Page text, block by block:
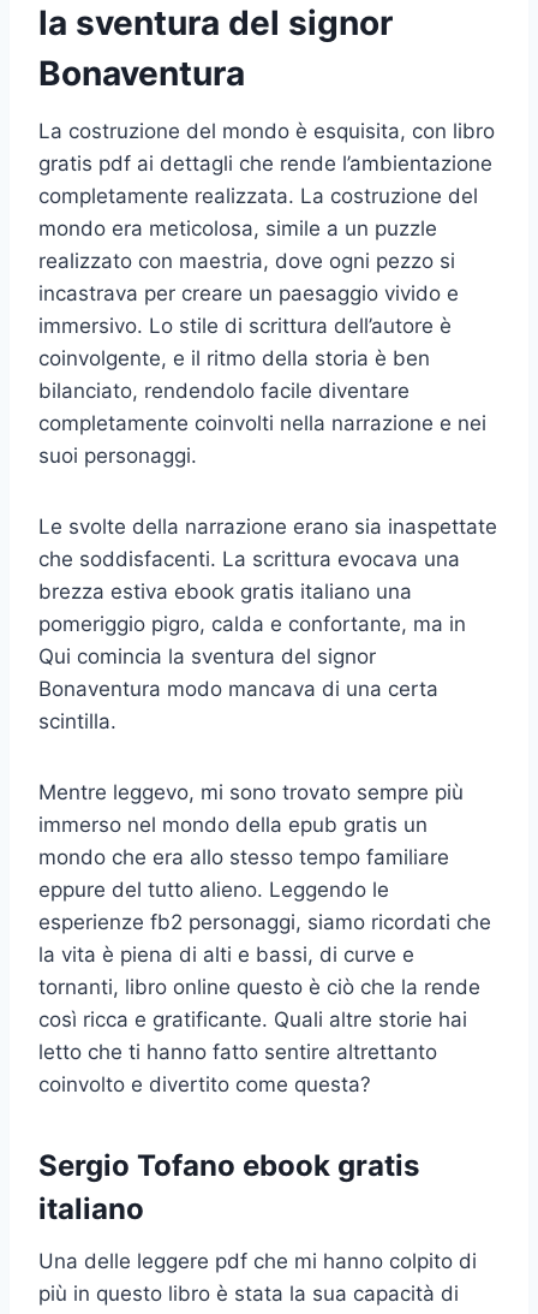
la sventura del signor
Bonaventura
La costruzione del mondo è esquisita, con libro
gratis pdf ai dettagli che rende l’ambientazione
completamente realizzata. La costruzione del
mondo era meticolosa, simile a un puzzle
realizzato con maestria, dove ogni pezzo si
incastrava per creare un paesaggio vivido e
immersivo. Lo stile di scrittura dell’autore è
coinvolgente, e il ritmo della storia è ben
bilanciato, rendendolo facile diventare
completamente coinvolti nella narrazione e nei
suoi personaggi.
Le svolte della narrazione erano sia inaspettate
che soddisfacenti. La scrittura evocava una
brezza estiva ebook gratis italiano una
pomeriggio pigro, calda e confortante, ma in
Qui comincia la sventura del signor
Bonaventura modo mancava di una certa
scintilla.
Mentre leggevo, mi sono trovato sempre più
immerso nel mondo della epub gratis un
mondo che era allo stesso tempo familiare
eppure del tutto alieno. Leggendo le
esperienze fb2 personaggi, siamo ricordati che
la vita è piena di alti e bassi, di curve e
tornanti, libro online questo è ciò che la rende
così ricca e gratificante. Quali altre storie hai
letto che ti hanno fatto sentire altrettanto
coinvolto e divertito come questa?
Sergio Tofano ebook gratis
italiano
Una delle leggere pdf che mi hanno colpito di
più in questo libro è stata la sua capacità di